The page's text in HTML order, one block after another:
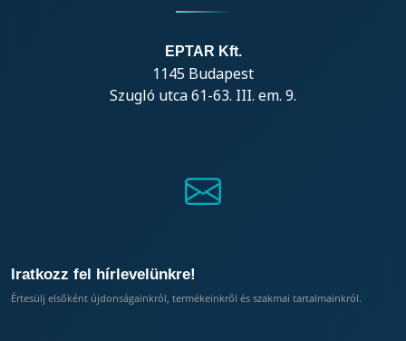
EPTAR Kft.
1145 Budapest
Szugló utca 61-63. III. em. 9.
Iratkozz fel hírlevelünkre!
Értesülj elsőként újdonságainkról, termékeinkről és szakmai tartalmainkról.